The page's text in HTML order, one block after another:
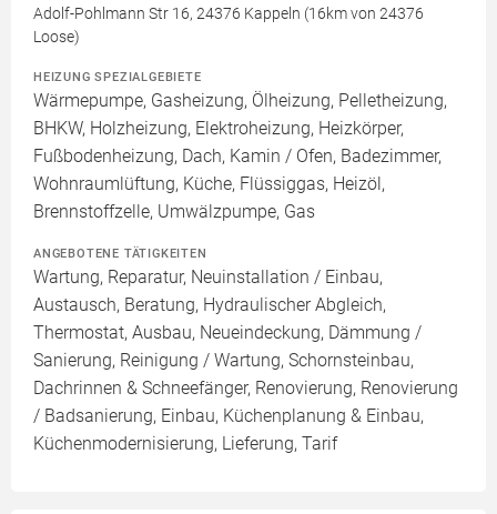
Adolf-Pohlmann Str 16, 24376 Kappeln (16km von 24376
Loose)
HEIZUNG SPEZIALGEBIETE
Wärmepumpe, Gasheizung, Ölheizung, Pelletheizung,
BHKW, Holzheizung, Elektroheizung, Heizkörper,
Fußbodenheizung, Dach, Kamin / Ofen, Badezimmer,
Wohnraumlüftung, Küche, Flüssiggas, Heizöl,
Brennstoffzelle, Umwälzpumpe, Gas
ANGEBOTENE TÄTIGKEITEN
Wartung, Reparatur, Neuinstallation / Einbau,
Austausch, Beratung, Hydraulischer Abgleich,
Thermostat, Ausbau, Neueindeckung, Dämmung /
Sanierung, Reinigung / Wartung, Schornsteinbau,
Dachrinnen & Schneefänger, Renovierung, Renovierung
/ Badsanierung, Einbau, Küchenplanung & Einbau,
Küchenmodernisierung, Lieferung, Tarif